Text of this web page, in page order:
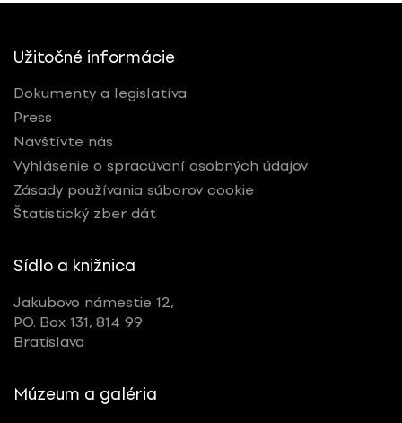
Užitočné informácie
Dokumenty a legislatíva
Press
Navštívte nás
Vyhlásenie o spracúvaní osobných údajov
Zásady používania súborov cookie
Štatistický zber dát
Sídlo a knižnica
Jakubovo námestie 12,
P.O. Box 131, 814 99
Bratislava
Múzeum a galéria